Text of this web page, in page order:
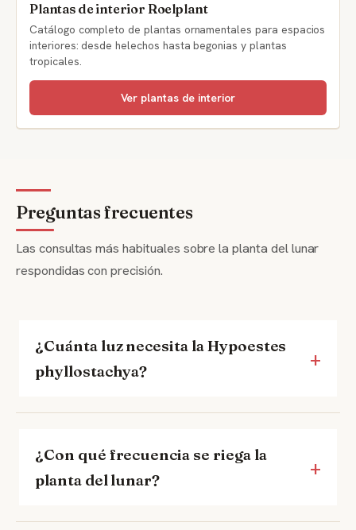
Plantas de interior Roelplant
Catálogo completo de plantas ornamentales para espacios
interiores: desde helechos hasta begonias y plantas
tropicales.
Ver plantas de interior
Preguntas frecuentes
Las consultas más habituales sobre la planta del lunar
respondidas con precisión.
¿Cuánta luz necesita la Hypoestes
phyllostachya?
¿Con qué frecuencia se riega la
planta del lunar?